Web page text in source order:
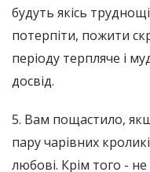
будуть якісь
потерпіти, пожити
періоду терпляче і
досвід.
5. Вам пощастило,
пару чарівних
любові. Крім того -